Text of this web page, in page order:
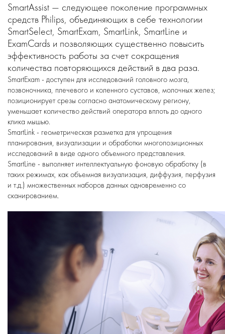
SmartAssist — следующее поколение программных
средств Philips, объединяющих в себе технологии
SmartSelect, SmartExam, SmartLink, SmartLine и
ExamCards и позволяющих существенно повысить
эффективность работы за счет сокращения
количества повторяющихся действий в два раза.
SmartExam - доступен для исследований головного мозга,
позвоночника, плечевого и коленного суставов, молочных желез;
позиционирует срезы согласно анатомическому региону,
уменьшает количество действий оператора вплоть до одного
клика мышью.
SmartLink - геометрическая разметка для упрощения
планирования, визуализации и обработки многопозиционных
исследований в виде одного объемного представления.
SmartLine - выполняет интеллектуальную фоновую обработку (в
таких режимах, как объемная визуализация, диффузия, перфузия
и т.д.) множественных наборов данных одновременно со
сканированием.